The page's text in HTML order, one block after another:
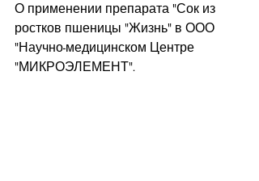
О применении препарата "Сок из
ростков пшеницы "Жизнь" в ООО
"Научно-медицинском Центре
"МИКРОЭЛЕМЕНТ".